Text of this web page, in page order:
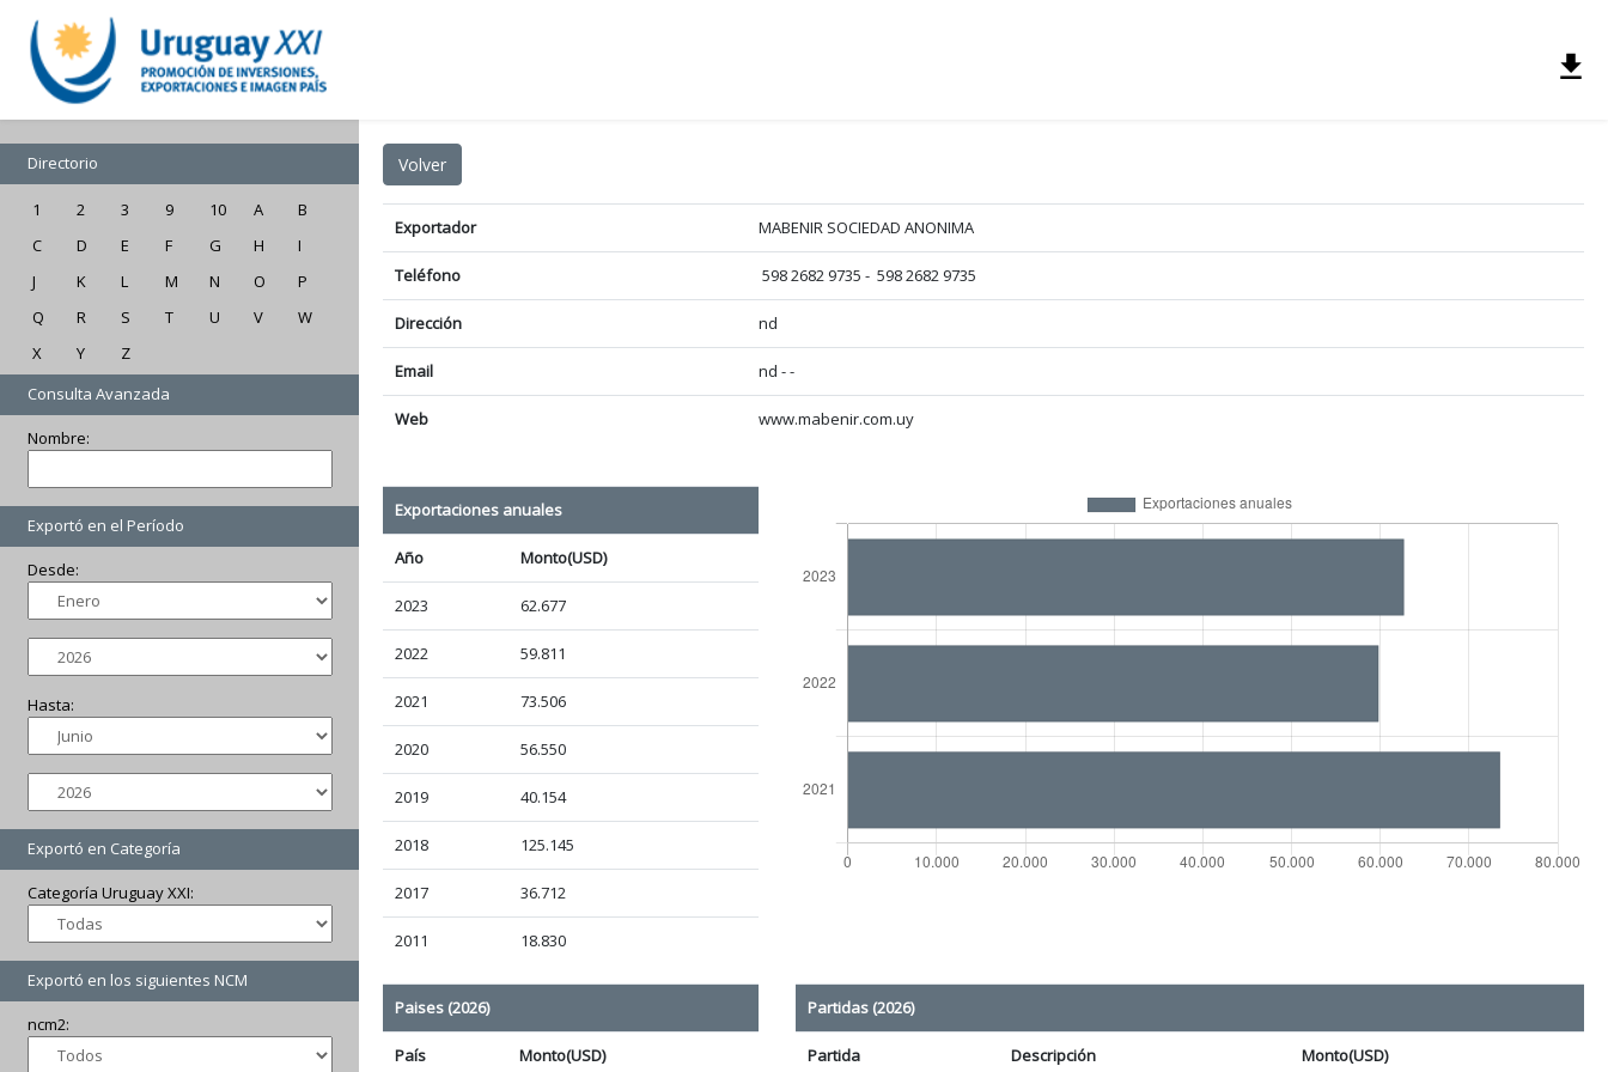
Directorio
1 2 3 9 10 A
B
C
D E F G H
I
J
K L M N O
P
Q
R S T U V
W
X
Y
Z
Consulta Avanzada
Nombre:
Exportó en el Período
Desde:
Hasta:
Exportó en Categoría
Categoría Uruguay XXI:
Exportó en los siguientes NCM
ncm2:
Exportador MABENIR SOCIEDAD ANONIMA
Teléfono 598 2682 9735 - 598 2682 9735
Dirección nd
Email nd - -
Web www.mabenir.com.uy
Exportaciones anuales
Año Monto(USD)
2023 62.677
2022 59.811
2021 73.506
2020 56.550
2019 40.154
2018 125.145
2017 36.712
2011 18.830
Paises (2026)
País Monto(USD)
Partidas (2026)
Partida Descripción Monto(USD)